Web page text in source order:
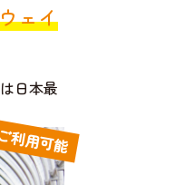
ェイ
日本最